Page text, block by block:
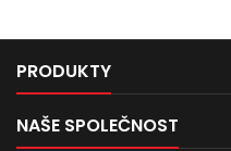
PRODUKTY
NAŠE SPOLEČNOST